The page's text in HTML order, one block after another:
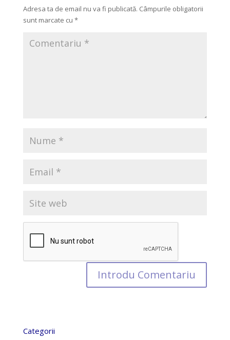
Adresa ta de email nu va fi publicată. Câmpurile obligatorii
sunt marcate cu *
Categorii